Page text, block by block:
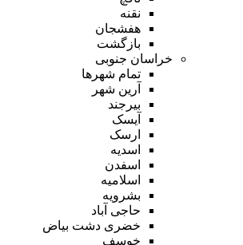
نقنه
هفشجان
بازگشت
خراسان جنوبی
تمام شهر‌ها
آرین شهر
بیرجند
آیسک
ارسک
اسدیه
اسفدن
اسلامیه
بشرویه
حاجی آباد
خضری دشت بیاض
خوسف